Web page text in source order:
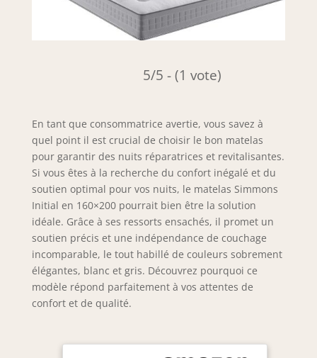
5/5 - (1 vote)
En tant que consommatrice avertie, vous savez à
quel point il est crucial de choisir le bon matelas
pour garantir des nuits réparatrices et revitalisantes.
Si vous êtes à la recherche du confort inégalé et du
soutien optimal pour vos nuits, le matelas Simmons
Initial en 160×200 pourrait bien être la solution
idéale. Grâce à ses ressorts ensachés, il promet un
soutien précis et une indépendance de couchage
incomparable, le tout habillé de couleurs sobrement
élégantes, blanc et gris. Découvrez pourquoi ce
modèle répond parfaitement à vos attentes de
confort et de qualité.